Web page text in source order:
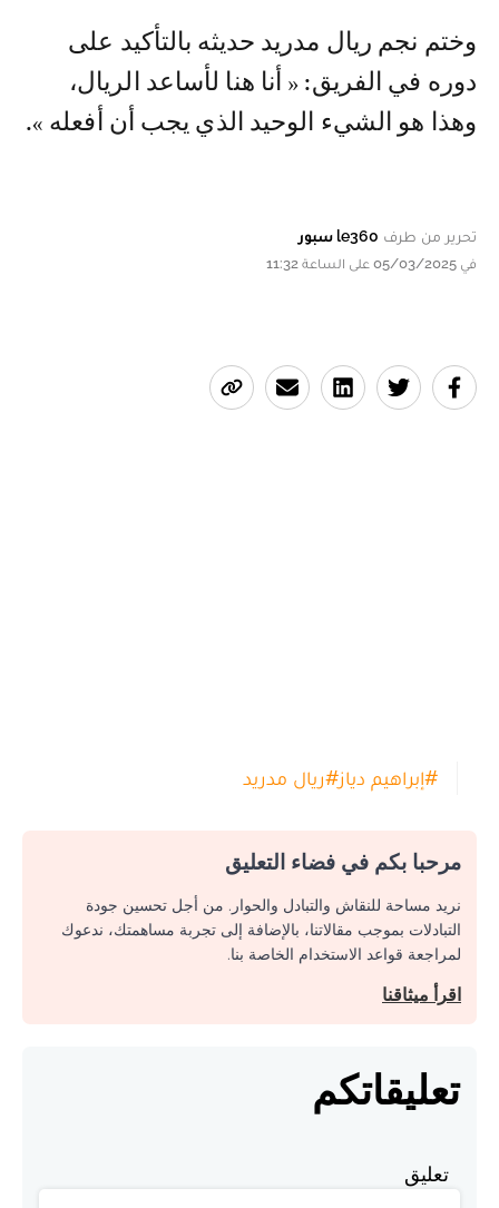
وختم نجم ريال مدريد حديثه بالتأكيد على
دوره في الفريق: « أنا هنا لأساعد الريال،
وهذا هو الشيء الوحيد الذي يجب أن أفعله ».
تحرير من طرف le360 سبور
في 05/03/2025 على الساعة 11:32
#إبراهيم دياز#ريال مدريد
مرحبا بكم في فضاء التعليق
نريد مساحة للنقاش والتبادل والحوار. من أجل تحسين جودة
التبادلات بموجب مقالاتنا، بالإضافة إلى تجربة مساهمتك، ندعوك
لمراجعة قواعد الاستخدام الخاصة بنا.
اقرأ ميثاقنا
تعليقاتكم
تعليق